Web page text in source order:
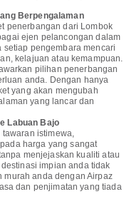
Berpengalaman
penerbangan dari Lombok
ejen pelancongan dalam
setiap pengembara mencari
kelajuan atau kemampuan.
pilihan penerbangan
anda. Dengan hanya
yang akan mengubah
yang lancar dan
Labuan Bajo
istimewa,
harga yang sangat
menjejaskan kualiti atau
impian anda tidak
murah anda dengan Airpaz
dan penjimatan yang tiada